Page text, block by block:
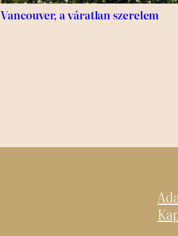
Vancouver, a váratlan szerelem